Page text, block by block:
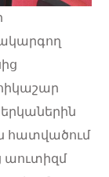
հատվածում
աուտիզմ